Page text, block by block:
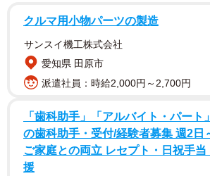
クルマ用小物パーツの製造
サンスイ機工株式会社
愛知県 田原市
派遣社員：時給2,000円～2,700円
「歯科助手」「アルバイト・パート
の歯科助手・受付/経験者募集 週2日
ご家庭との両立 レセプト・日祝手当
援